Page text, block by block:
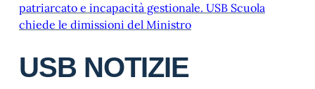
patriarcato e incapacità gestionale. USB Scuola
chiede le dimissioni del Ministro
USB NOTIZIE